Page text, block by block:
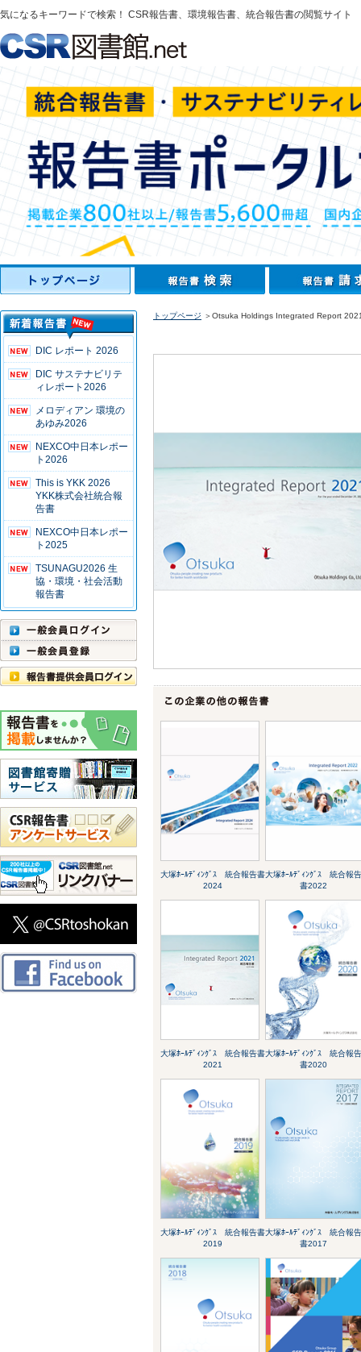
気になるキーワードで検索！ CSR報告書、環境報告書、統合報告書の閲覧サイト
DIC レポート 2026
DIC サステナビリテ
ィレポート2026
メロディアン 環境の
あゆみ2026
NEXCO中日本レポー
ト2026
This is YKK 2026
YKK株式会社統合報
告書
NEXCO中日本レポー
ト2025
TSUNAGU2026 生
協・環境・社会活動
報告書
トップページ ＞Otsuka Holdings Integrated Report
大塚ﾎｰﾙﾃﾞｨﾝｸﾞｽ 統合報告書
2024
大塚ﾎｰﾙﾃﾞｨﾝｸﾞｽ 統合報
書2022
大塚ﾎｰﾙﾃﾞｨﾝｸﾞｽ 統合報告書
2021
大塚ﾎｰﾙﾃﾞｨﾝｸﾞｽ 統合報
書2020
大塚ﾎｰﾙﾃﾞｨﾝｸﾞｽ 統合報告書
2019
大塚ﾎｰﾙﾃﾞｨﾝｸﾞｽ 統合報
書2017